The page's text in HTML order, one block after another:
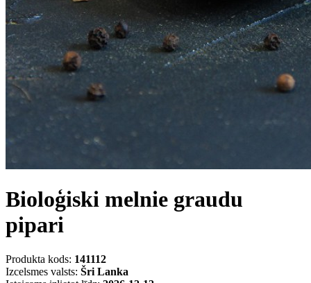
Bioloģiski melnie graudu
pipari
Produkta kods: 141112
Izcelsmes valsts: Šri Lanka